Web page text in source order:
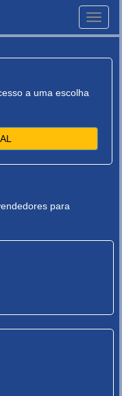
Toggle
a uma escolha
para